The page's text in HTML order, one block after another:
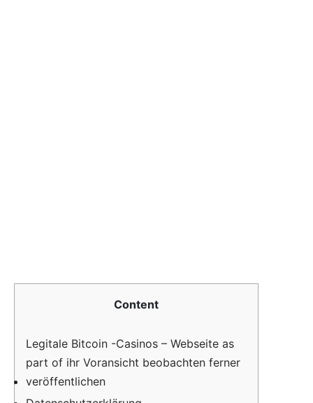
Content
Legitale Bitcoin -Casinos – Webseite as
part of ihr Voransicht beobachten ferner
veröffentlichen